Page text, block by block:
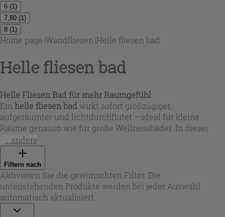
6 (1)
7,80 (1)
8 (1)
Home page\Wandfliesen \Helle fliesen bad
Helle fliesen bad
Helle Fliesen Bad für mehr Raumgefühl
Ein helle fliesen bad wirkt sofort großzügiger,
aufgeräumter und lichtdurchflutet – ideal für kleine
Räume genauso wie für große Wellnessbäder. In dieser
Auswahl findest du helle Wand- und Bodenlösungen von
warmem Cremeweiß bis zu frischem Weiß, die Licht
reflektieren und eine ruhige Basis für Möbel, Armaturen
und Textilien schaffen. Ob duhelle badezimmer fliesen
eine zeitlose Optik suchst oder Kontraste mit Holz, Stein
und Metall planst: Helle Oberflächen lassen sich leicht
kombinieren und passen zu modernen wie klassischen
...andere
Filtern nach
Aktivieren Sie die gewünschten Filter. Die
untenstehenden Produkte werden bei jeder Auswahl
automatisch aktualisiert.